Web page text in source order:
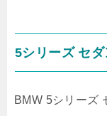
5シリーズ セ
BMW 5シリーズ